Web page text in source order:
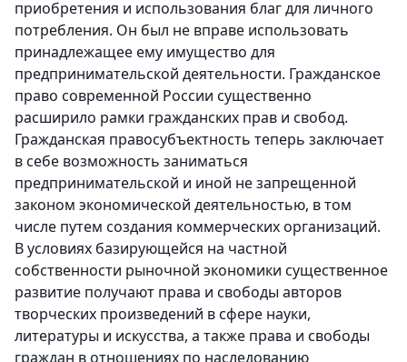
приобретения и использования благ для личного
потребления. Он был не вправе использовать
принадлежащее ему имущество для
предпринимательской деятельности. Гражданское
право современной России существенно
расширило рамки гражданских прав и свобод.
Гражданская правосубъектность теперь заключает
в себе возможность заниматься
предпринимательской и иной не запрещенной
законом экономической деятельностью, в том
числе путем создания коммерческих организаций.
В условиях базирующейся на частной
собственности рыночной экономики существенное
развитие получают права и свободы авторов
творческих произведений в сфере науки,
литературы и искусства, а также права и свободы
граждан в отношениях по наследованию